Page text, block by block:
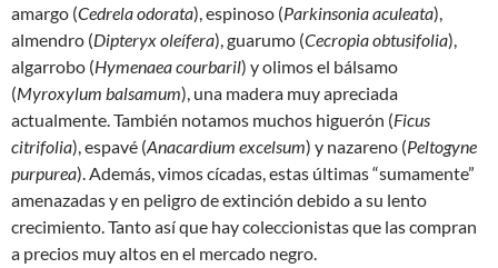
amargo (Cedrela odorata), espinoso (Parkinsonia aculeata),
almendro (Dipteryx oleífera), guarumo (Cecropia obtusifolia),
algarrobo (Hymenaea courbaril) y olimos el bálsamo
(Myroxylum balsamum), una madera muy apreciada
actualmente. También notamos muchos higuerón (Ficus
citrifolia), espavé (Anacardium excelsum) y nazareno (Peltogyne
purpurea). Además, vimos cícadas, estas últimas “sumamente”
amenazadas y en peligro de extinción debido a su lento
crecimiento. Tanto así que hay coleccionistas que las compran
a precios muy altos en el mercado negro.